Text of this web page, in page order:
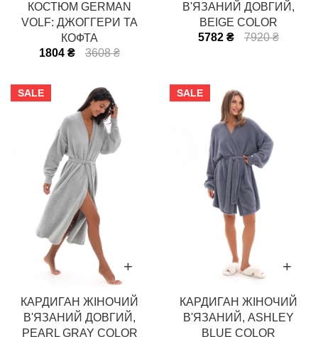
КОСТЮМ GERMAN
VOLF: ДЖОГГЕРИ ТА
КОФТА
1804 ₴
3608 ₴
В'ЯЗАНИЙ ДОВГИЙ,
BEIGE COLOR
5782 ₴
7920 ₴
SALE
КАРДИГАН ЖІНОЧИЙ
В'ЯЗАНИЙ ДОВГИЙ,
PEARL GRAY COLOR
SALE
КАРДИГАН ЖІНОЧИЙ
В'ЯЗАНИЙ, ASHLEY
BLUE COLOR